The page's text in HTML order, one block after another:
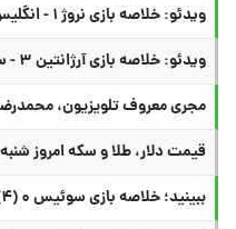
ویدئو: خلاصه بازی نروژ ۱ - انگلیس ۲
ویدئو: خلاصه بازی آرژانتین ۳ - سوئیس ۱
مجری معروف تلویزیون،
قیمت دلار، طلا و سکه امروز شنبه ۲۰ تیر
ببینید؛ خلاصه بازی سوئیس ۰ (۴) - کلمبیا ۰ (۳) در جام جهانی